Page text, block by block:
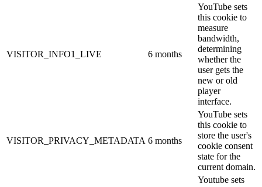
VISITOR_INFO1_LIVE 6 months
YouTube sets
this cookie to
measure
bandwidth,
determining
whether the
user gets the
new or old
player
interface.
VISITOR_PRIVACY_METADATA 6 months
YouTube sets
this cookie to
store the user's
cookie consent
state for the
current domain.
Youtube sets